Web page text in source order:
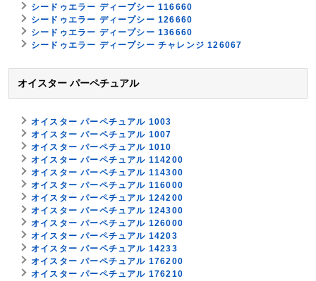
シードゥエラー ディープシー 116660
シードゥエラー ディープシー 126660
シードゥエラー ディープシー 136660
シードゥエラー ディープシー チャレンジ 126067
オイスター パーペチュアル
オイスター パーペチュアル 1003
オイスター パーペチュアル 1007
オイスター パーペチュアル 1010
オイスター パーペチュアル 114200
オイスター パーペチュアル 114300
オイスター パーペチュアル 116000
オイスター パーペチュアル 124200
オイスター パーペチュアル 124300
オイスター パーペチュアル 126000
オイスター パーペチュアル 14203
オイスター パーペチュアル 14233
オイスター パーペチュアル 176200
オイスター パーペチュアル 176210